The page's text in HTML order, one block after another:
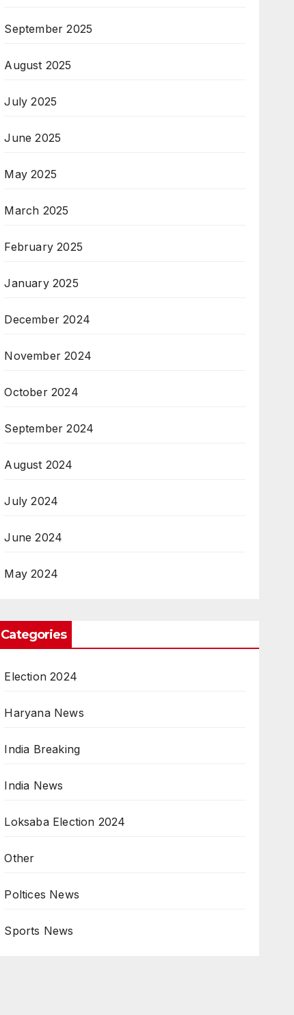
September 2025
August 2025
July 2025
June 2025
May 2025
March 2025
February 2025
January 2025
December 2024
November 2024
October 2024
September 2024
August 2024
July 2024
June 2024
May 2024
Categories
Election 2024
Haryana News
India Breaking
India News
Loksaba Election 2024
Other
Poltices News
Sports News